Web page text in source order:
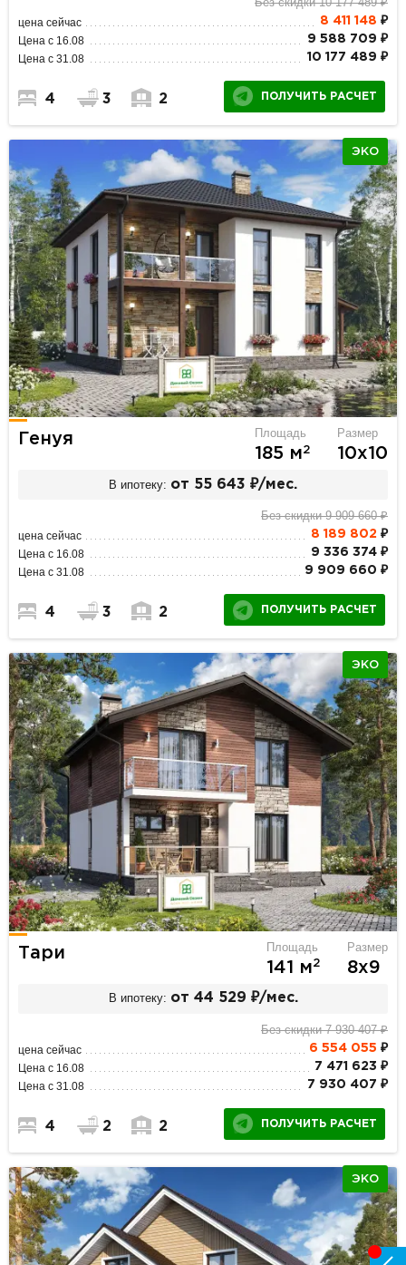
цена сейчас 8 411 148 ₽
Цена с 16.08 9 588 709 ₽
Цена с 31.08 10 177 489 ₽
4 3 2 ПОЛУЧИТЬ РАСЧЕТ
ЭКО
Генуя Площадь
185 м2
Размер
10х10
В ипотеку: от 55 643 ₽/мес.
Без скидки 9 909 660 ₽
цена сейчас 8 189 802 ₽
Цена с 16.08 9 336 374 ₽
Цена с 31.08 9 909 660 ₽
4 3 2 ПОЛУЧИТЬ РАСЧЕТ
ЭКО
Тари Площадь
141 м2
Размер
8х9
В ипотеку: от 44 529 ₽/мес.
Без скидки 7 930 407 ₽
цена сейчас 6 554 055 ₽
Цена с 16.08 7 471 623 ₽
Цена с 31.08 7 930 407 ₽
4 2 2 ПОЛУЧИТЬ РАСЧЕТ
ЭКО